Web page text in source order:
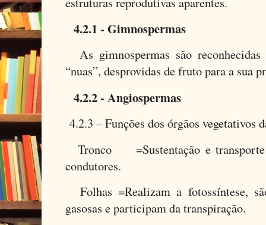
4.2.1 - Gimnospermas
As gimnospermas são
“nuas”, desprovidas de fruto para a sua
4.2.2 - Angiospermas
4.2.3 – Funções dos órgãos vegetativos
Tronco =Sustentação e transporte
condutores.
Folhas =Realizam a fotossíntese,
gasosas e participam da transpiração.